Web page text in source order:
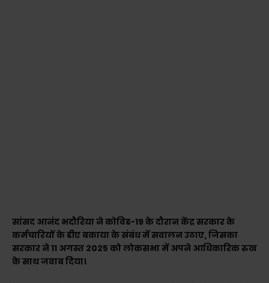
सांसद आनंद भदौरिया ने कोविड-19 के दौरान केंद्र सरकार के
कर्मचारियों के डीए बकाया के संबंध में सवालन उठाए, जिसका
सरकार ने 11 अगस्त 2025 को लोकसभा में अपने आधिकारिक रुख
के साथ जवाब दिया।